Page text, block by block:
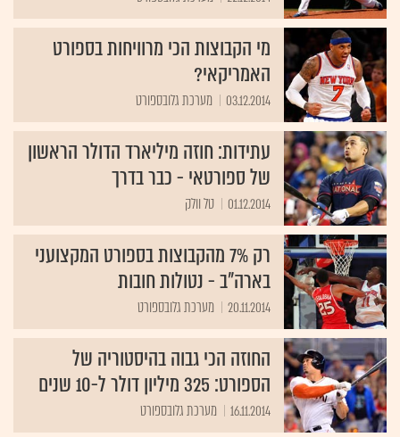
מי הקבוצות הכי מרוויחות בספורט
האמריקאי?
03.12.2014 מערכת גלובספורט
עתידות: חוזה מיליארד הדולר הראשון
של ספורטאי - כבר בדרך
01.12.2014 טל וולק
רק 7% מהקבוצות בספורט המקצועני
בארה"ב - נטולות חובות
20.11.2014 מערכת גלובספורט
החוזה הכי גבוה בהיסטוריה של
הספורט: 325 מיליון דולר ל-10 שנים
16.11.2014 מערכת גלובספורט